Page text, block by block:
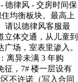
德律风 - 交房时间保
均衡板块。最高上
请以德律风客服最
立体交通，从儿童到
场，室表里渗入。
离异未满 3 年购
征，7# 楼一层设有
不许诺（写入合同